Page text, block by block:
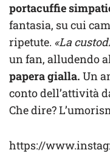
portacuffie
fantasia, su cui
ripetute. «La
un fan, alludendo
papera gialla. Un
conto dell’attività
Che dire?
https://